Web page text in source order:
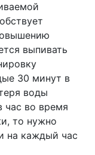
выпивать
30 минут в
воды
час во время
то нужно
на каждый час